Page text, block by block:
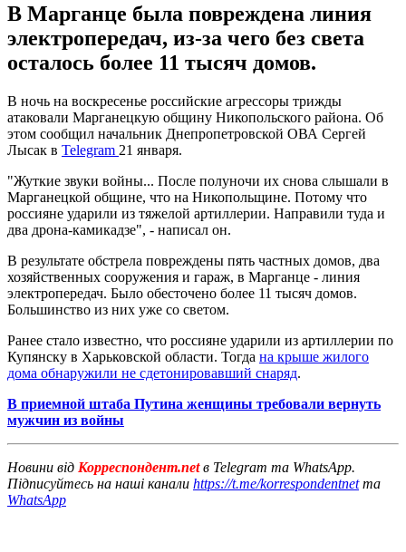
В Марганце была повреждена линия
электропередач, из-за чего без света
осталось более 11 тысяч домов.
В ночь на воскресенье российские агрессоры трижды
атаковали Марганецкую общину Никопольского района. Об
этом сообщил начальник Днепропетровской ОВА Сергей
Лысак в Telegram 21 января.
"Жуткие звуки войны... После полуночи их снова слышали в
Марганецкой общине, что на Никопольщине. Потому что
россияне ударили из тяжелой артиллерии. Направили туда и
два дрона-камикадзе", - написал он.
В результате обстрела повреждены пять частных домов, два
хозяйственных сооружения и гараж, в Марганце - линия
электропередач. Было обесточено более 11 тысяч домов.
Большинство из них уже со светом.
Ранее стало известно, что россияне ударили из артиллерии по
Купянску в Харьковской области. Тогда на крыше жилого
дома обнаружили не сдетонировавший снаряд.
В приемной штаба Путина женщины требовали вернуть
мужчин из войны
Новини від Корреспондент.netв Telegram та WhatsApp.
Підписуйтесь на наші канали https://t.me/korrespondentnetта
WhatsApp